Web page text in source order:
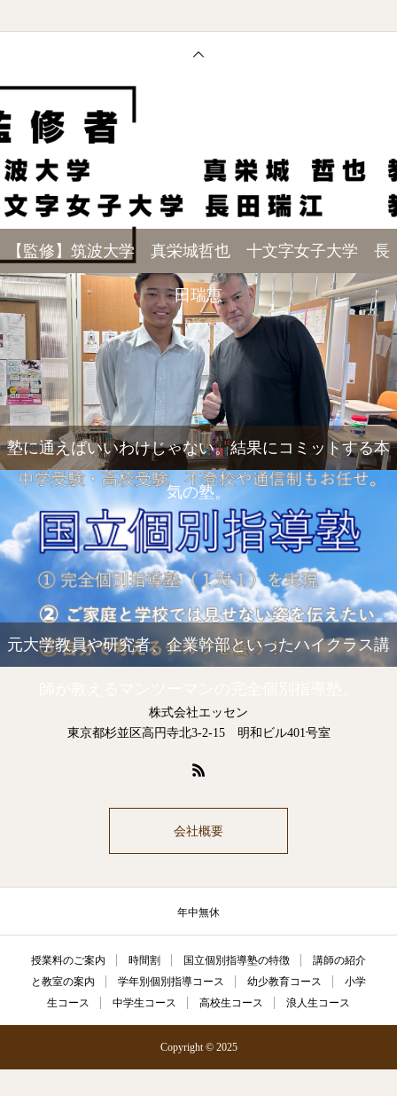
【監修】筑波大学 真栄城哲也 十文字女子大学 長
田瑞恵
塾に通えばいいわけじゃない。結果にコミットする本
気の塾。
元大学教員や研究者、企業幹部といったハイクラス講
株式会社エッセン
東京都杉並区高円寺北3-2-15 明和ビル401号室
会社概要
年中無休
授業料のご案内 時間割 国立個別指導塾の特徴
講師の紹介
と教室の案内
学年別個別指導コース 幼少教育コース
小学
生コース
中学生コース 高校生コース 浪人生コース
Copyright © 2025